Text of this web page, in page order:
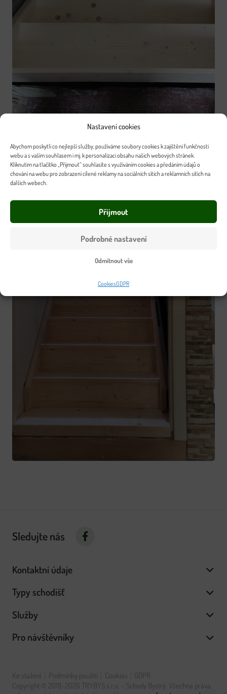
Nastavení cookies
Abychom poskytli co nejlepší služby, používáme soubory cookies k zajištění funkčnosti
webu a s vaším souhlasem i mj. k personalizaci obsahu našich webových stránek.
Kliknutím na tlačítko „Přijmout“ souhlasíte s využíváním cookies a předáním údajů o
chování na webu pro zobrazení cílené reklamy na sociálních sítích a reklamních sítích na
dalších webech.
Přijmout
Odmítnout vše
Podrobné nastavení
CookiesGDPR
Sledujte nás
Kontaktní údaje
Typy schodišť
Služby
Pro návštěvníky
Ke stažení Podmínky použití Cookies
GDPR
Copyright © 2018-2026 TRYBYS s.r.o. – Schody Bystrý. Všechna práva